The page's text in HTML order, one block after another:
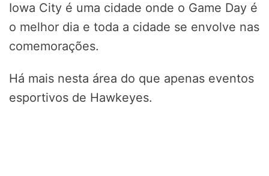
Iowa City é uma cidade onde o Game Day é
o melhor dia e toda a cidade se envolve nas
comemorações.
Há mais nesta área do que apenas eventos
esportivos de Hawkeyes.